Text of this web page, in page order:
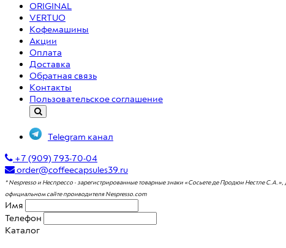
ORIGINAL
VERTUO
Кофемашины
Акции
Оплата
Доставка
Обратная связь
Контакты
Пользовательское соглашение
Telegram канал
+7 (909) 793-70-04
order@coffeecapsules39.ru
* Nespresso и Неспрессо - зарегистрированные товарные знаки «Сосьете де Продюи Нестле
официальном сайте проиводителя Nespresso.com
Имя
Телефон
Каталог